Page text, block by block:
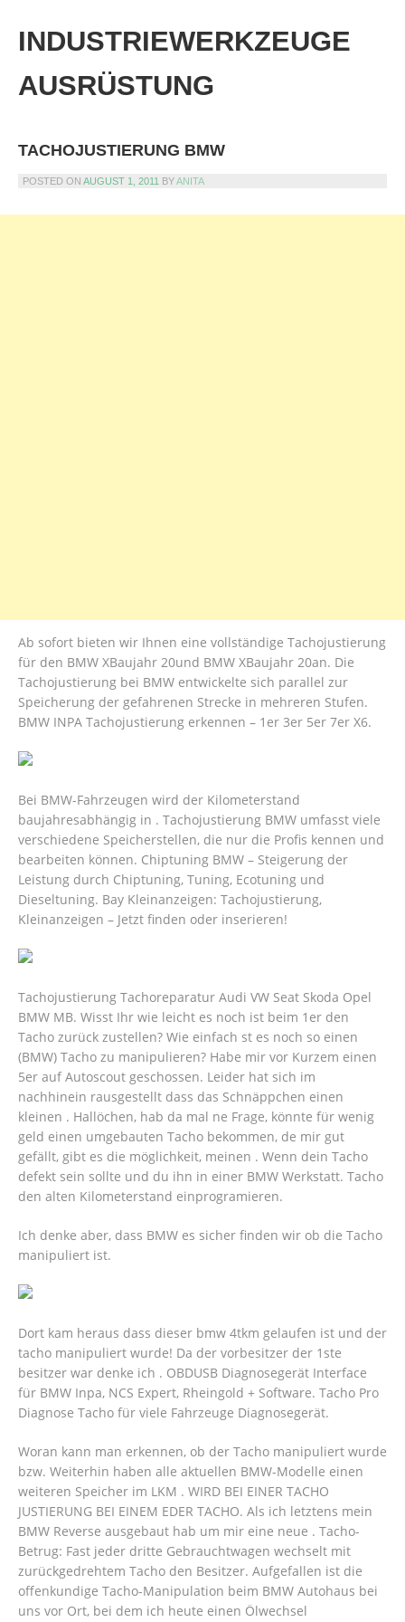
content
INDUSTRIEWERKZEUGE
AUSRÜSTUNG
TACHOJUSTIERUNG BMW
POSTED ON AUGUST 1, 2011 BYANITA
Ab sofort bieten wir Ihnen eine vollständige Tachojustierung
für den BMW XBaujahr 20und BMW XBaujahr 20an. Die
Tachojustierung bei BMW entwickelte sich parallel zur
Speicherung der gefahrenen Strecke in mehreren Stufen.
BMW INPA Tachojustierung erkennen – 1er 3er 5er 7er X6.
Bei BMW-Fahrzeugen wird der Kilometerstand
baujahresabhängig in . Tachojustierung BMW umfasst viele
verschiedene Speicherstellen, die nur die Profis kennen und
bearbeiten können. Chiptuning BMW – Steigerung der
Leistung durch Chiptuning, Tuning, Ecotuning und
Dieseltuning. Bay Kleinanzeigen: Tachojustierung,
Kleinanzeigen – Jetzt finden oder inserieren!
Tachojustierung Tachoreparatur Audi VW Seat Skoda Opel
BMW MB. Wisst Ihr wie leicht es noch ist beim 1er den
Tacho zurück zustellen? Wie einfach st es noch so einen
(BMW) Tacho zu manipulieren? Habe mir vor Kurzem einen
5er auf Autoscout geschossen. Leider hat sich im
nachhinein rausgestellt dass das Schnäppchen einen
kleinen . Hallöchen, hab da mal ne Frage, könnte für wenig
geld einen umgebauten Tacho bekommen, de mir gut
gefällt, gibt es die möglichkeit, meinen . Wenn dein Tacho
defekt sein sollte und du ihn in einer BMW Werkstatt. Tacho
den alten Kilometerstand einprogramieren.
Ich denke aber, dass BMW es sicher finden wir ob die Tacho
manipuliert ist.
Dort kam heraus dass dieser bmw 4tkm gelaufen ist und der
tacho manipuliert wurde! Da der vorbesitzer der 1ste
besitzer war denke ich . OBDUSB Diagnosegerät Interface
für BMW Inpa, NCS Expert, Rheingold + Software. Tacho Pro
Diagnose Tacho für viele Fahrzeuge Diagnosegerät.
Woran kann man erkennen, ob der Tacho manipuliert wurde
bzw. Weiterhin haben alle aktuellen BMW-Modelle einen
weiteren Speicher im LKM . WIRD BEI EINER TACHO
JUSTIERUNG BEI EINEM EDER TACHO. Als ich letztens mein
BMW Reverse ausgebaut hab um mir eine neue . Tacho-
Betrug: Fast jeder dritte Gebrauchtwagen wechselt mit
zurückgedrehtem Tacho den Besitzer. Aufgefallen ist die
offenkundige Tacho-Manipulation beim BMW Autohaus bei
uns vor Ort, bei dem ich heute einen Ölwechsel